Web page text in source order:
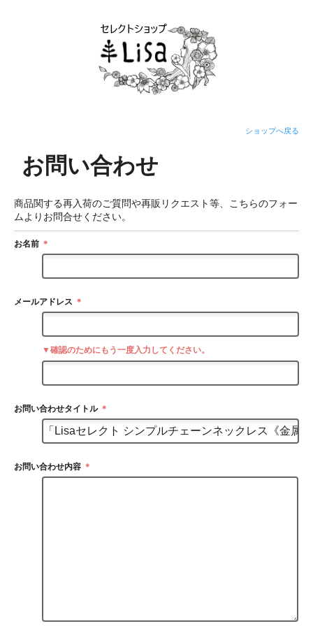
ショップへ戻る
お問い合わせ
商品関する再入荷のご質問や再販リクエスト等、こちらのフォー
ムよりお問合せください。
お名前 ＊
メールアドレス ＊
▼確認のためにもう一度入力してください。
お問い合わせタイトル ＊
お問い合わせ内容 ＊